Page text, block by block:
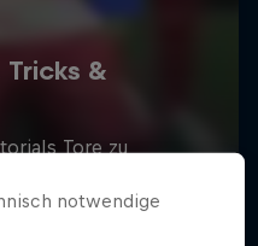
notwendige